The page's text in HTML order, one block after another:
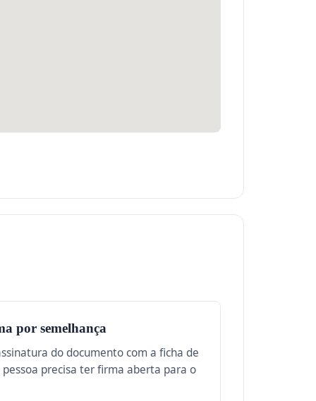
por semelhança
do documento com a ficha de
precisa ter firma aberta para o